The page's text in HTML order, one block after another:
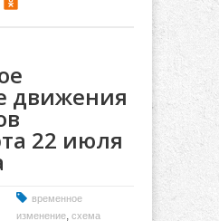
движения
22 июля
временное
изменение схема